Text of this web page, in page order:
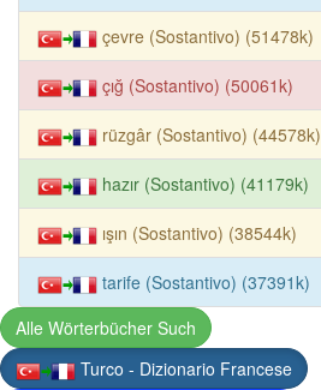
çevre (Sostantivo) (51478k)
çığ (Sostantivo) (50061k)
rüzgâr (Sostantivo) (44578k)
hazır (Sostantivo) (41179k)
ışın (Sostantivo) (38544k)
tarife (Sostantivo) (37391k)
Alle Wörterbücher Such
Turco - Dizionario Francese